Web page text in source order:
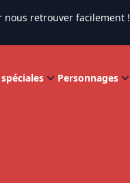
nous retrouver facilement !
Personnages